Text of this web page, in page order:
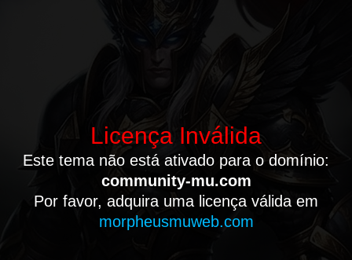
Licença Inválida
Este tema não está ativado para o domínio:
community-mu.com
Por favor, adquira uma licença válida em
morpheusmuweb.com